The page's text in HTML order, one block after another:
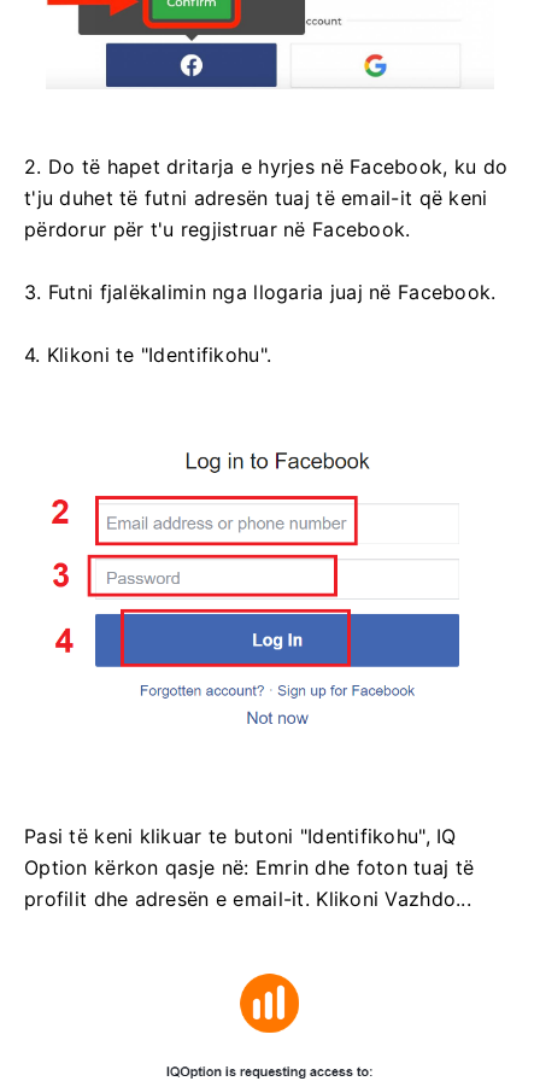
2. Do të hapet dritarja e hyrjes në Facebook, ku do
t'ju duhet të futni adresën tuaj të email-it që keni
përdorur për t'u regjistruar në Facebook.
3. Futni fjalëkalimin nga llogaria juaj në Facebook.
4. Klikoni te "Identifikohu".
Pasi të keni klikuar te butoni "Identifikohu", IQ
Option kërkon qasje në: Emrin dhe foton tuaj të
profilit dhe adresën e email-it. Klikoni Vazhdo...